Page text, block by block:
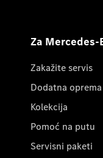
Za Mercedes-
Zakažite servis
Dodatna oprema
Kolekcija
Pomoć na putu
Servisni paketi